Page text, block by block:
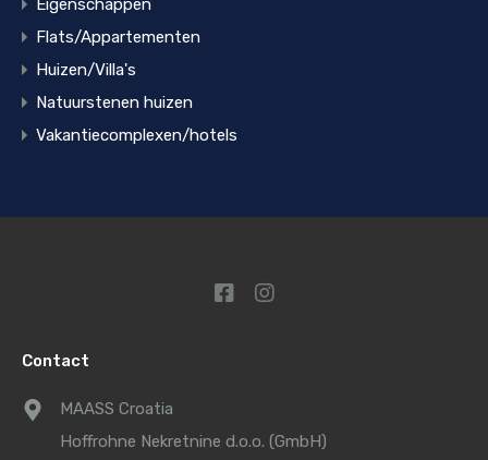
Eigenschappen
Flats/Appartementen
Huizen/Villa's
Natuurstenen huizen
Vakantiecomplexen/hotels
Contact
MAASS Croatia
Hoffrohne Nekretnine d.o.o. (GmbH)